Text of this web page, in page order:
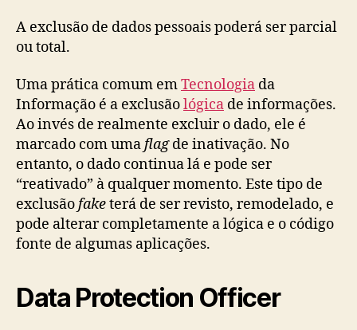
A exclusão de dados pessoais poderá ser parcial
ou total.
Uma prática comum emTecnologia da
Informação é a exclusãológica de informações.
Ao invés de realmente excluir o dado, ele é
marcado com umaflagde inativação. No
entanto, o dado continua lá e pode ser
“reativado” à qualquer momento. Este tipo de
exclusãofaketerá de ser revisto, remodelado, e
pode alterar completamente a lógica e o código
fonte de algumas aplicações.
Data Protection Officer